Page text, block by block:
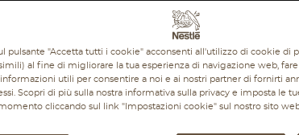
RICETTE
pulsante "Accetta tutti i cookie" acconsenti all'utilizzo di cookie di
al fine di migliorare la tua esperienza di navigazione web,
utili per consentire a noi e ai nostri partner di fornirti
Scopri di più sulla nostra informativa sulla privacy e imposta le
cliccando sul link "Impostazioni cookie" sul nostro sito